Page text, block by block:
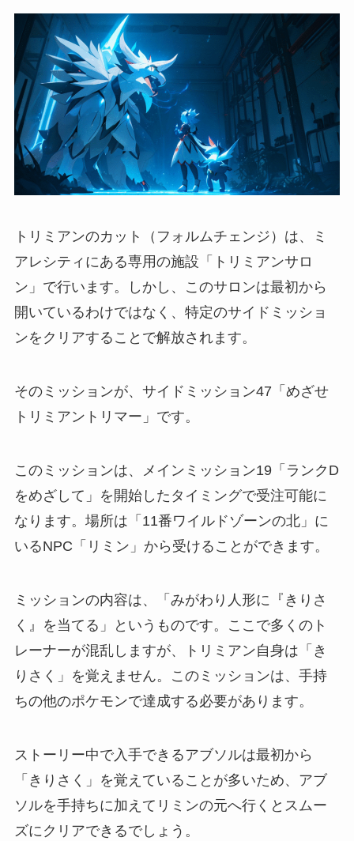
トリミアンのカット（フォルムチェンジ）は、ミ
アレシティにある専用の施設「トリミアンサロ
ン」で行います。しかし、このサロンは最初から
開いているわけではなく、特定のサイドミッショ
ンをクリアすることで解放されます。
そのミッションが、サイドミッション47「めざせ
トリミアントリマー」です。
このミッションは、メインミッション19「ランクD
をめざして」を開始したタイミングで受注可能に
なります。場所は「11番ワイルドゾーンの北」に
いるNPC「リミン」から受けることができます。
ミッションの内容は、「みがわり人形に『きりさ
く』を当てる」というものです。ここで多くのト
レーナーが混乱しますが、トリミアン自身は「き
りさく」を覚えません。このミッションは、手持
ちの他のポケモンで達成する必要があります。
ストーリー中で入手できるアブソルは最初から
「きりさく」を覚えていることが多いため、アブ
ソルを手持ちに加えてリミンの元へ行くとスムー
ズにクリアできるでしょう。